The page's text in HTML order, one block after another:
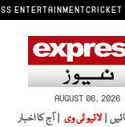
ENTERTAINMENT
AUGUST 06, 2026
| لائیو ٹی وی | آج کا اخبار